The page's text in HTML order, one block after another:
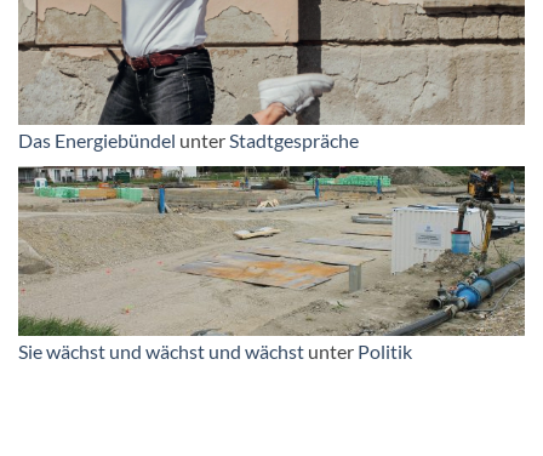
Das Energiebündel unter Stadtgespräche
Sie wächst und wächst und wächst unter Politik